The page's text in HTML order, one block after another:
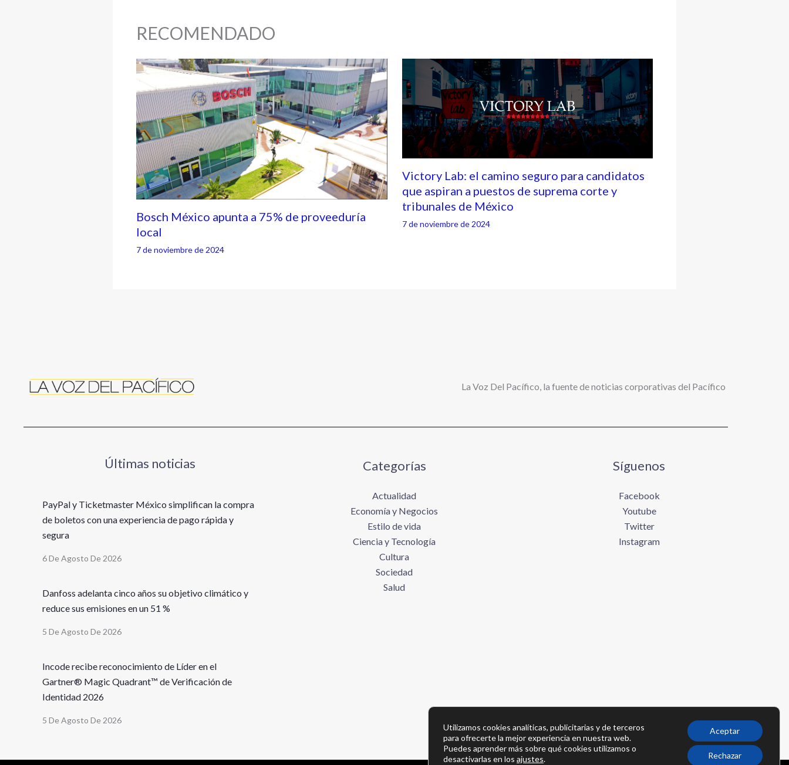
RECOMENDADO
Bosch México apunta a 75% de proveeduría
local
7 de noviembre de 2024
Victory Lab: el camino seguro para candidatos
que aspiran a puestos de suprema corte y
tribunales de México
7 de noviembre de 2024
La Voz Del Pacífico, la fuente de noticias corporativas del Pacífico
Últimas noticias
PayPal y Ticketmaster México simplifican la compra
de boletos con una experiencia de pago rápida y
segura
6 De Agosto De 2026
Danfoss adelanta cinco años su objetivo climático y
reduce sus emisiones en un 51 %
5 De Agosto De 2026
Incode recibe reconocimiento de Líder en el
Gartner® Magic Quadrant™ de Verificación de
Identidad 2026
5 De Agosto De 2026
Categorías
Actualidad
Economía y Negocios
Estilo de vida
Ciencia y Tecnología
Cultura
Sociedad
Salud
Síguenos
Facebook
Youtube
Twitter
Instagram
Utilizamos cookies analíticas, publicitarias y de terceros
para ofrecerte la mejor experiencia en nuestra web.
Puedes aprender más sobre qué cookies utilizamos o
desactivarlas en los ajustes.
Aceptar
Rechazar